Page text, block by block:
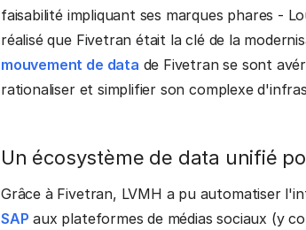
faisabilité impliquant ses marques phares -
réalisé que Fivetran était la clé de la
mouvement de data de Fivetran se sont
rationaliser et simplifier son complexe
Un écosystème de data unifié
Grâce à Fivetran, LVMH a pu automatiser
SAP aux plateformes de médias sociaux (y